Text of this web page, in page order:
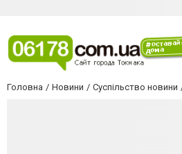
Головна Новини Суспільство новини